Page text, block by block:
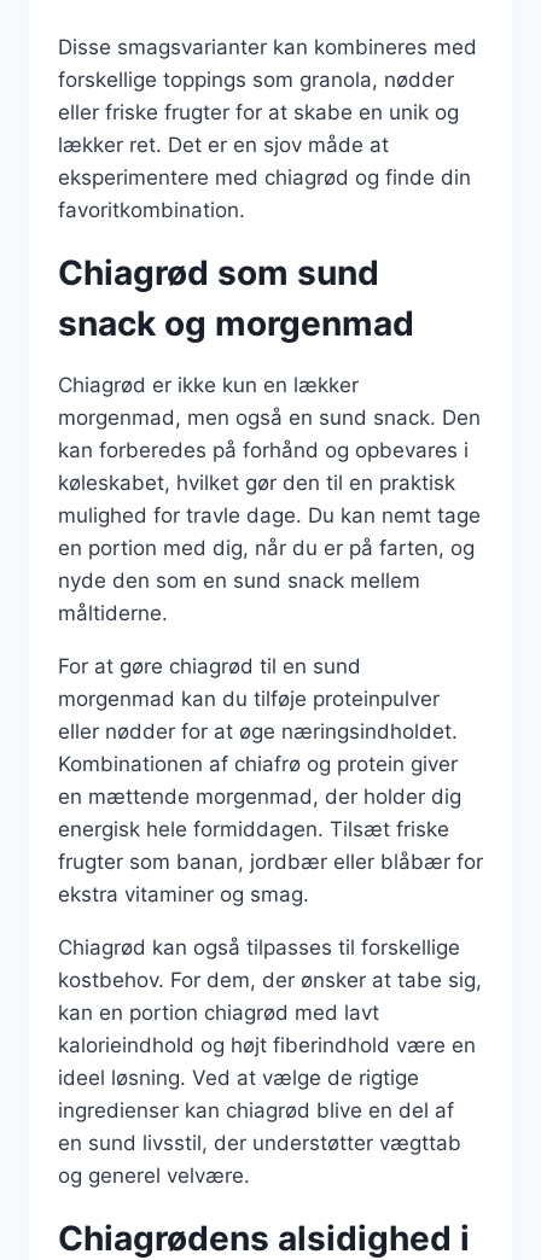
Disse smagsvarianter kan kombineres med
forskellige toppings som granola, nødder
eller friske frugter for at skabe en unik og
lækker ret. Det er en sjov måde at
eksperimentere med chiagrød og finde din
favoritkombination.
Chiagrød som sund
snack og morgenmad
Chiagrød er ikke kun en lækker
morgenmad, men også en sund snack. Den
kan forberedes på forhånd og opbevares i
køleskabet, hvilket gør den til en praktisk
mulighed for travle dage. Du kan nemt tage
en portion med dig, når du er på farten, og
nyde den som en sund snack mellem
måltiderne.
For at gøre chiagrød til en sund
morgenmad kan du tilføje proteinpulver
eller nødder for at øge næringsindholdet.
Kombinationen af chiafrø og protein giver
en mættende morgenmad, der holder dig
energisk hele formiddagen. Tilsæt friske
frugter som banan, jordbær eller blåbær for
ekstra vitaminer og smag.
Chiagrød kan også tilpasses til forskellige
kostbehov. For dem, der ønsker at tabe sig,
kan en portion chiagrød med lavt
kalorieindhold og højt fiberindhold være en
ideel løsning. Ved at vælge de rigtige
ingredienser kan chiagrød blive en del af
en sund livsstil, der understøtter vægttab
og generel velvære.
Chiagrødens alsidighed i